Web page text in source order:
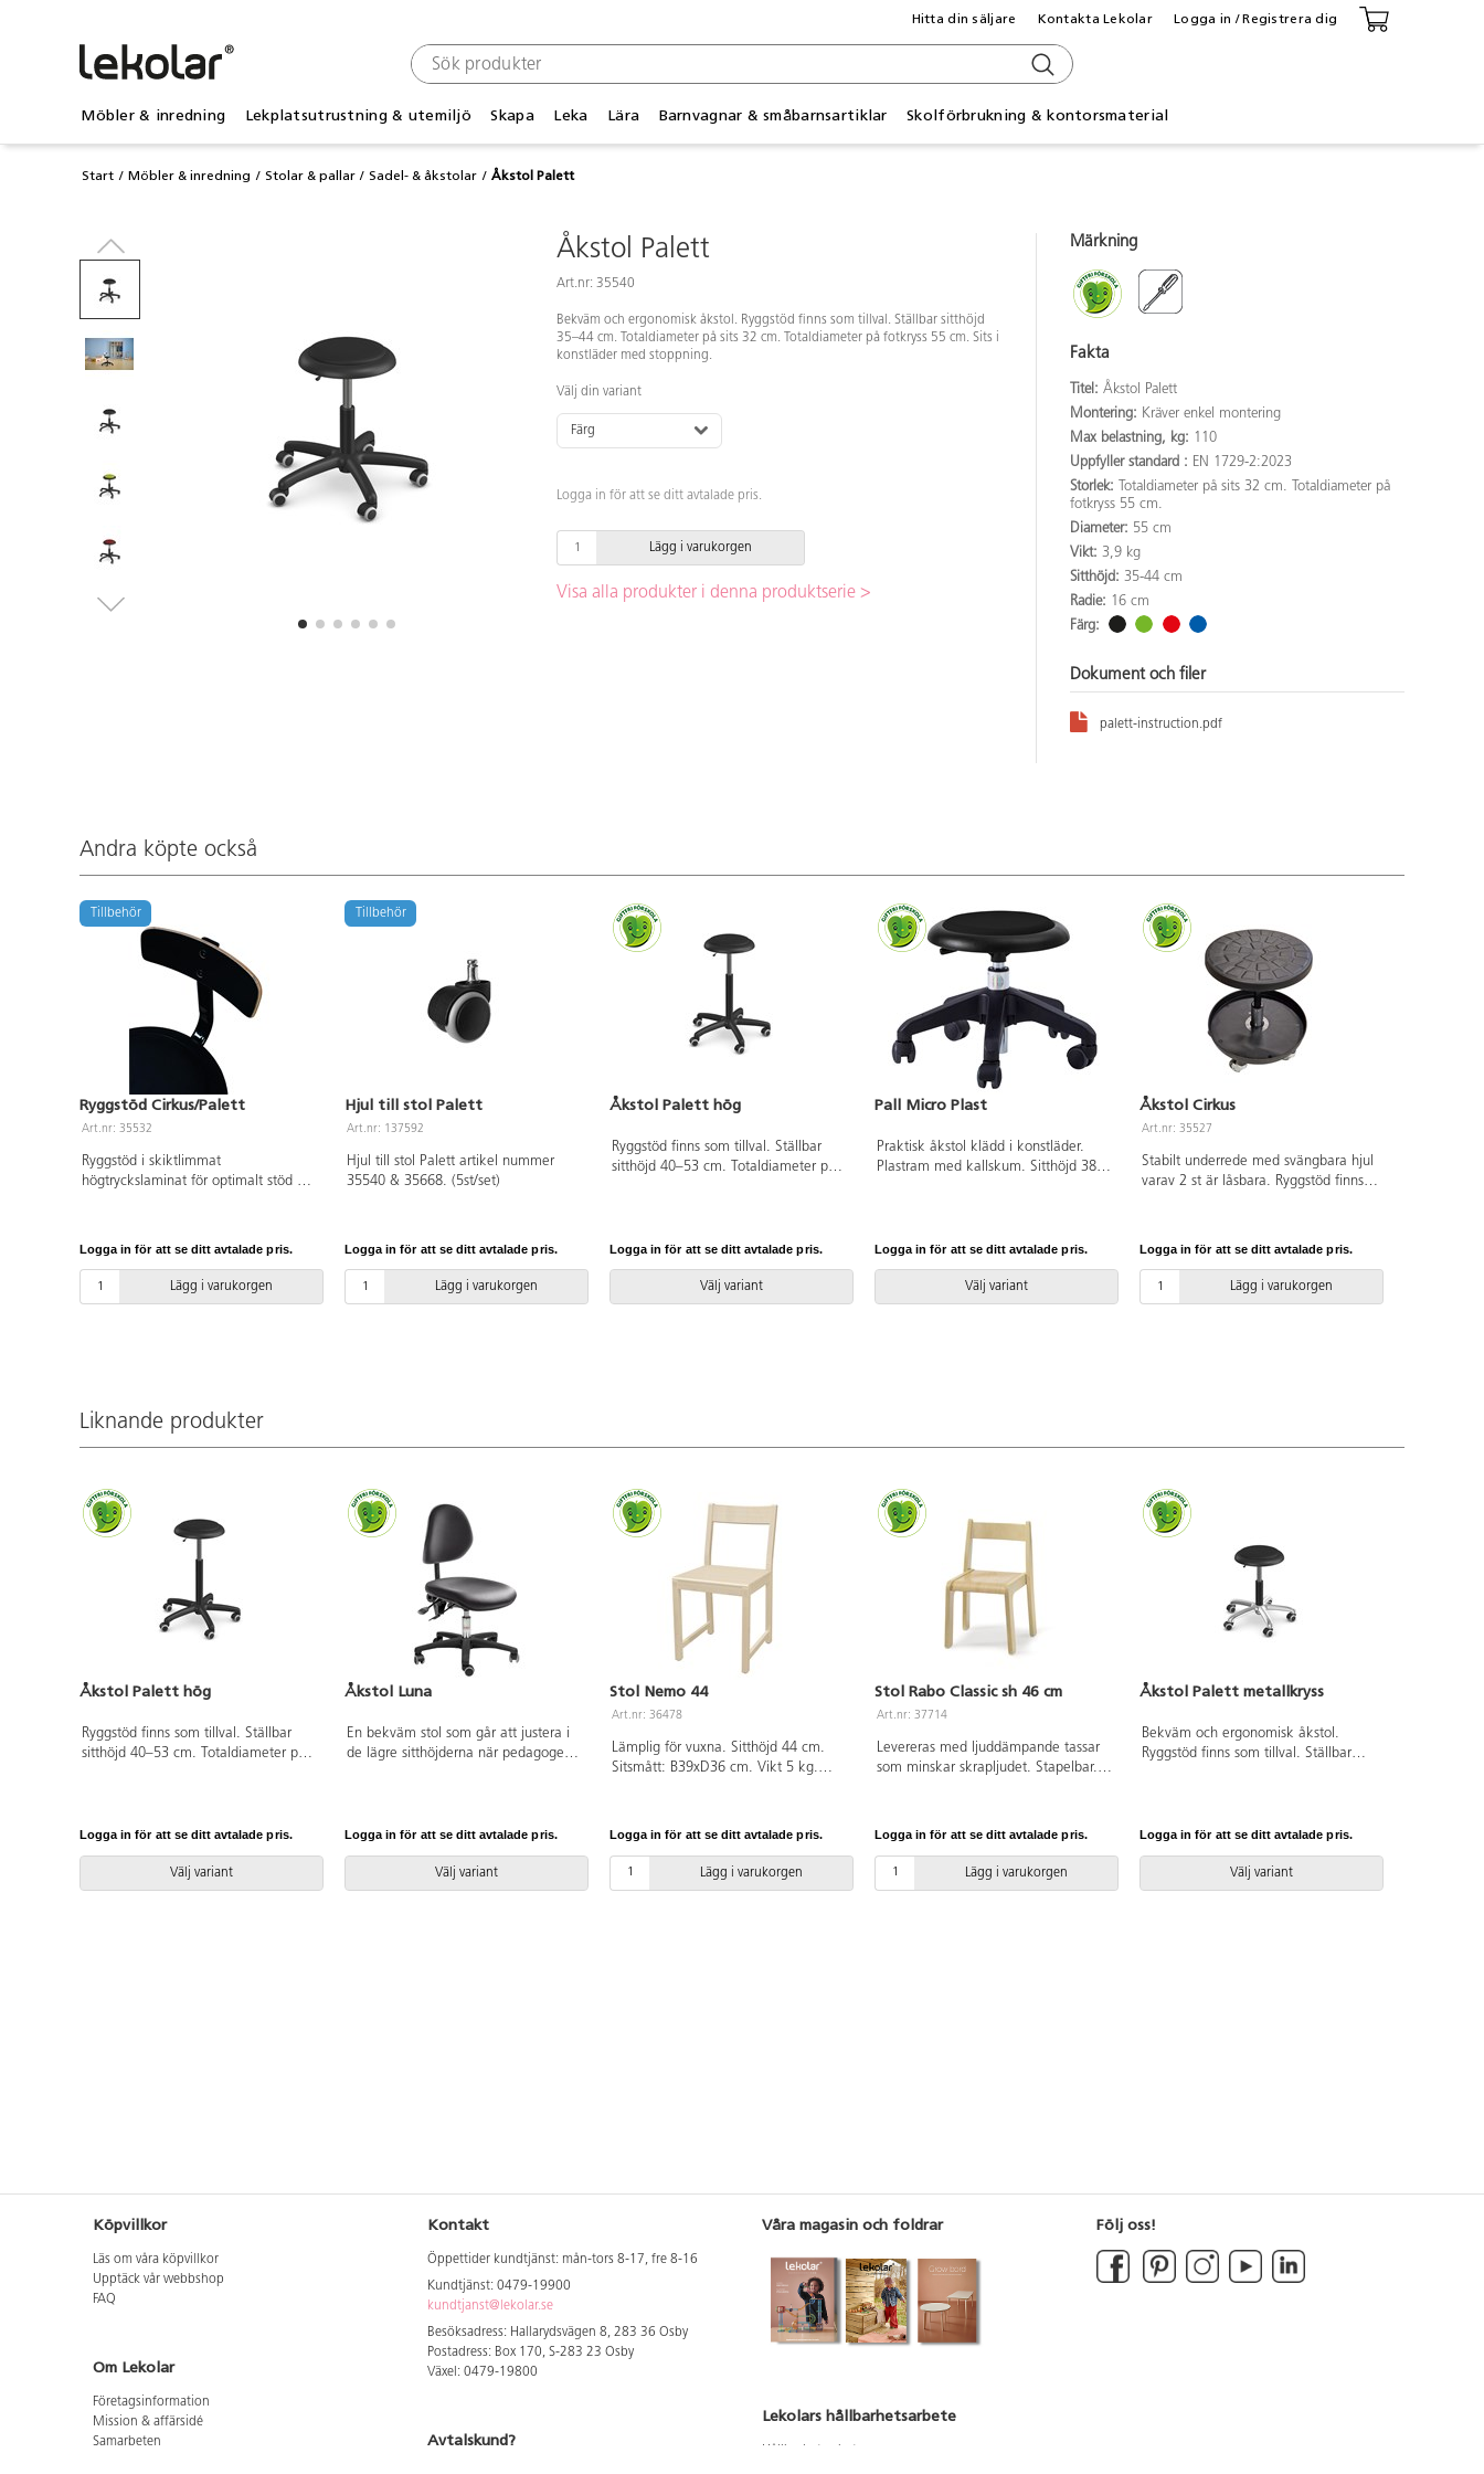
Möbler & inredning Lekplatsutrustning & utemiljö Skapa Leka Lära Barnvagnar & småbarnsartiklar Skolförbrukning & kontorsmaterial
Hitta din säljare Kontakta Lekolar Logga in / Registrera dig
Start Möbler & inredning Stolar & pallar Sadel- & åkstolar Åkstol Palett
Åkstol Palett
Art.nr: 35540
Bekväm och ergonomisk åkstol. Ryggstöd finns som tillval. Ställbar sitthöjd
35–44 cm. Totaldiameter på sits 32 cm. Totaldiameter på fotkryss 55 cm. Sits i
konstläder med stoppning.
Välj din variant
Färg
Logga in för att se ditt avtalade pris.
Lägg i varukorgen
Visa alla produkter i denna produktserie >
Märkning
Fakta
Titel: Åkstol Palett
Montering: Kräver enkel montering
Max belastning, kg: 110
Uppfyller standard : EN 1729-2:2023
Storlek:
Totaldiameter på sits 32 cm. Totaldiameter på
fotkryss 55 cm.
Diameter: 55 cm
Vikt: 3,9 kg
Sitthöjd: 35-44 cm
Radie: 16 cm
Färg:
Dokument och filer
palett-instruction.pdf
Andra köpte också
Tillbehör
Ryggstöd Cirkus/Palett
Art.nr: 35532
Ryggstöd i skiktlimmat
högtryckslaminat för optimalt stöd av
Logga in för att se ditt avtalade pris.
Lägg i varukorgen
Tillbehör
Hjul till stol Palett
Art.nr: 137592
Hjul till stol Palett artikel nummer
35540 & 35668. (5st/set)
Logga in för att se ditt avtalade pris.
Lägg i varukorgen
Åkstol Palett hög
Ryggstöd finns som tillval. Ställbar
sitthöjd 40–53 cm. Totaldiameter på
Logga in för att se ditt avtalade pris.
Välj variant
Pall Micro Plast
Praktisk åkstol klädd i konstläder.
Plastram med kallskum. Sitthöjd 38–
Logga in för att se ditt avtalade pris.
Välj variant
Åkstol Cirkus
Art.nr: 35527
Stabilt underrede med svängbara hjul
varav 2 st är låsbara. Ryggstöd finns
Logga in för att se ditt avtalade pris.
Lägg i varukorgen
Liknande produkter
Åkstol Palett hög
Ryggstöd finns som tillval. Ställbar
sitthöjd 40–53 cm. Totaldiameter på
Logga in för att se ditt avtalade pris.
Välj variant
Åkstol Luna
En bekväm stol som går att justera i
de lägre sitthöjderna när pedagogen
lättrullande hjul. Sitsen går att vinkla
Ryggen kan vinklas 12 grader framåt
och 11 grader bakåt. Ryggmått 37x33
Logga in för att se ditt avtalade pris.
Välj variant
Stol Nemo 44
Art.nr: 36478
Lämplig för vuxna. Sitthöjd 44 cm.
Sitsmått: B39xD36 cm. Vikt 5 kg.
Logga in för att se ditt avtalade pris.
Lägg i varukorgen
Stol Rabo Classic sh 46 cm
Art.nr: 37714
Levereras med ljuddämpande tassar
som minskar skrapljudet. Stapelbar.
Logga in för att se ditt avtalade pris.
Lägg i varukorgen
Åkstol Palett metallkryss
Bekväm och ergonomisk åkstol.
Ryggstöd finns som tillval. Ställbar
konstläder med stoppning.
Logga in för att se ditt avtalade pris.
Välj variant
Köpvillkor
Läs om våra köpvillkor
Upptäck vår webbshop
FAQ
Om Lekolar
Företagsinformation
Mission & affärsidé
Samarbeten
Kontakt
Öppettider kundtjänst: mån-tors 8-17, fre 8-16
Kundtjänst: 0479-19900
kundtjanst@lekolar.se
Besöksadress: Hallarydsvägen 8, 283 36 Osby
Postadress: Box 170, S-283 23 Osby
Växel: 0479-19800
Avtalskund?
Våra magasin och foldrar
Lekolars hållbarhetsarbete
Följ oss!